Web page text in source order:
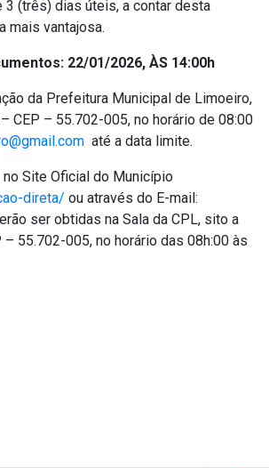
(três) dias úteis, a contar desta
mais vantajosa.
22/01/2026, ÀS 14:00h
da Prefeitura Municipal de Limoeiro,
CEP – 55.702-005, no horário de 08:00
até a data limite.
Site Oficial do Município
direta/ ou através do E-mail:
ser obtidas na Sala da CPL, sito a
55.702-005, no horário das 08h:00 às